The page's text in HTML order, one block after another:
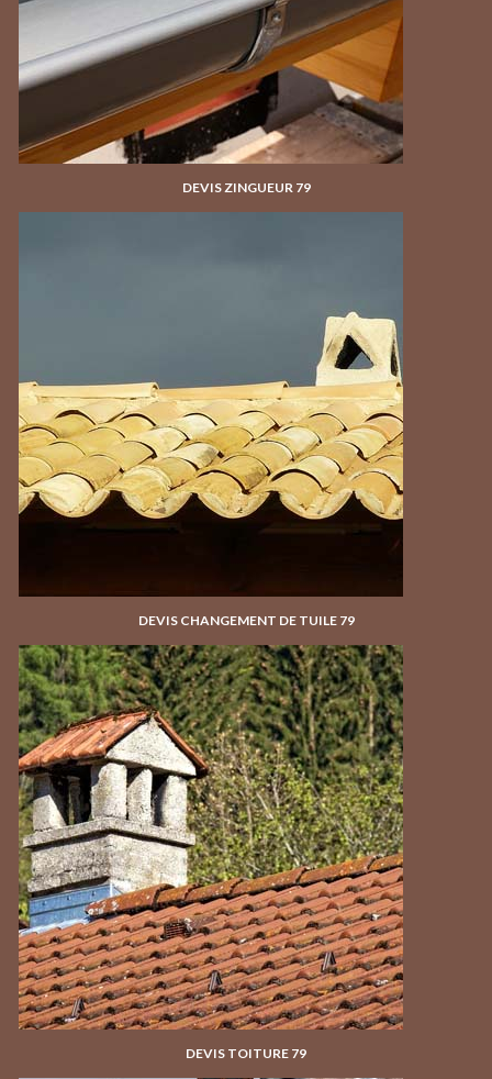
DEVIS ZINGUEUR 79
DEVIS CHANGEMENT DE TUILE 79
DEVIS TOITURE 79